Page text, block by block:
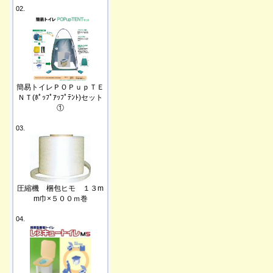
02.
簡易トイレＰＯＰｕｐＴＥ
ＮＴ(ﾎﾟｯﾌﾟｱｯﾌﾟﾃﾝﾄ)セット
①
03.
圧縮機 梱包ヒモ １３m
m巾×５００ｍ巻
04.